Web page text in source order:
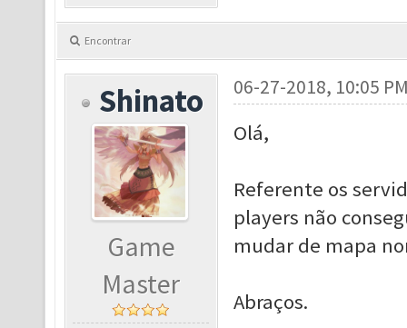
Encontrar
Shinato
Game
Master
06-27-2018, 10:05
Olá,
Referente os
players não
mudar de mapa
Abraços.